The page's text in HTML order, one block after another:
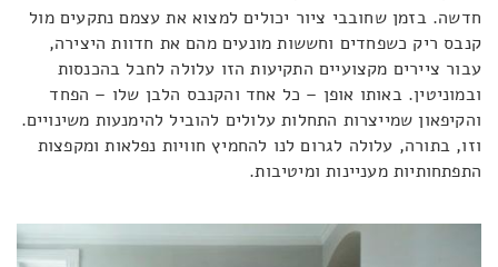
חדשה. בזמן שחובבי ציור יכולים למצוא את עצמם נתקעים מול
קנבס ריק כשפחדים וחששות מונעים מהם את חדוות היצירה,
עבור ציירים מקצועיים התקיעות הזו עלולה לחבל בהכנסות
ובמוניטין. באותו אופן – כל אחד והקנבס הלבן שלו – הפחד
והקיפאון שמייצרות התחלות עלולים להוביל להימנעות משינויים.
וזו, בתורה, עלולה לגרום לנו להחמיץ חוויות נפלאות ומקפצות
התפתחותיות מעניינות ומיטיבות.